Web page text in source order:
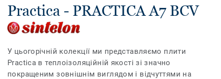
Practica - PRACTICA A7 BCV
У цьогорічній колекції ми представляємо плити
Practica в теплоізоляційній якості зі значно
покращеним зовнішнім виглядом і відчуттями на